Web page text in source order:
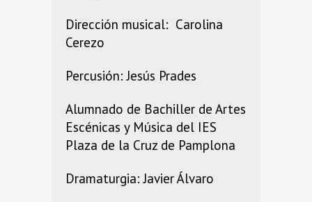
Dirección musical: Carolina
Cerezo
Percusión: Jesús Prades
Alumnado de Bachiller de Artes
Escénicas y Música del IES
Plaza de la Cruz de Pamplona
Dramaturgia: Javier Álvaro